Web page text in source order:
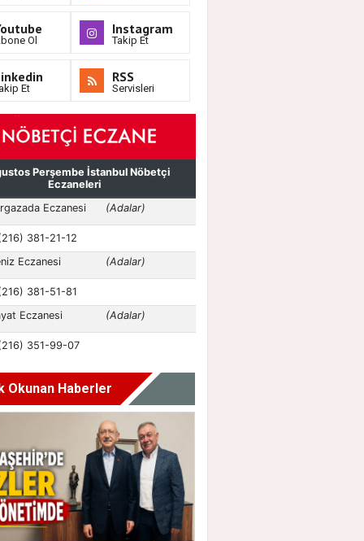
Ol
Instagram
Takip Et
Et
RSS
Servisleri
Okunan Haberler